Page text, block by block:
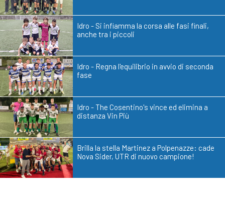
Idro - Si infiamma la corsa alle fasi finali,
anche tra i piccoli
Idro - Regna l'equilibrio in avvio di seconda
fase
Idro - The Cosentino's vince ed elimina a
distanza Vin Più
Brilla la stella Martinez a Polpenazze: cade
Nova Sider, UTR di nuovo campione!